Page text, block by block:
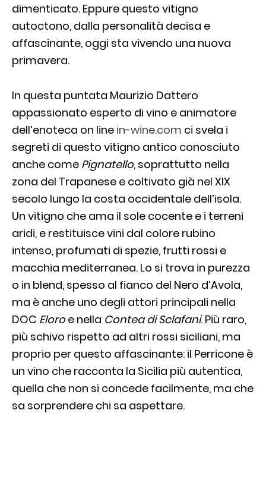
dimenticato. Eppure questo vitigno
autoctono, dalla personalità decisa e
affascinante, oggi sta vivendo una nuova
primavera.
In questa puntata Maurizio Dattero
appassionato esperto di vino e animatore
dell’enoteca on line in-wine.com ci svela i
segreti di questo vitigno antico conosciuto
anche come Pignatello, soprattutto nella
zona del Trapanese e coltivato già nel XIX
secolo lungo la costa occidentale dell’isola.
Un vitigno che ama il sole cocente e i terreni
aridi, e restituisce vini dal colore rubino
intenso, profumati di spezie, frutti rossi e
macchia mediterranea. Lo si trova in purezza
o in blend, spesso al fianco del Nero d’Avola,
ma è anche uno degli attori principali nella
DOC Eloroe nella Contea di Sclafani. Più raro,
più schivo rispetto ad altri rossi siciliani, ma
proprio per questo affascinante: il Perricone è
un vino che racconta la Sicilia più autentica,
quella che non si concede facilmente, ma che
sa sorprendere chi sa aspettare.